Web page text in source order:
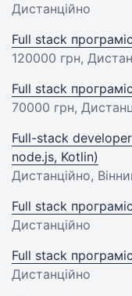
Дистанційно
Full stack
120000 грн,
Full stack
70000 грн,
Full-stack
node.js, Kotlin)
Дистанційно,
Full stack
Дистанційно
Full stack
Дистанційно